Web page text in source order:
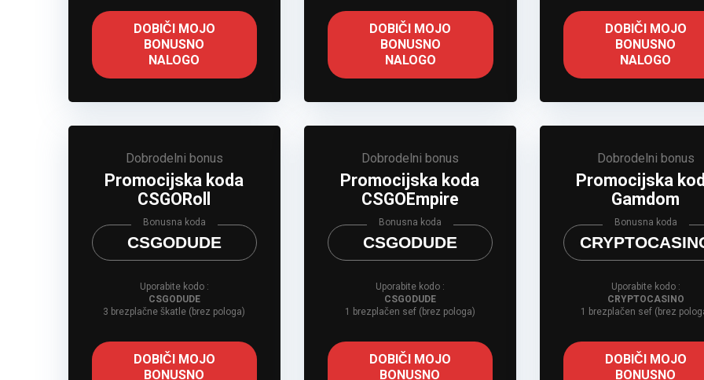
DOBIČI MOJO
BONUSNO
NALOGO
DOBIČI MOJO
BONUSNO
NALOGO
DOBIČI MOJO
BONUSNO
NALOGO
Dobrodelni bonus
Promocijska koda
CSGORoll
CSGODUDE
Bonusna koda
Uporabite kodo :
CSGODUDE
3 brezplačne škatle (brez pologa)
DOBIČI MOJO
BONUSNO
Dobrodelni bonus
Promocijska koda
CSGOEmpire
CSGODUDE
Bonusna koda
Uporabite kodo :
CSGODUDE
1 brezplačen sef (brez pologa)
DOBIČI MOJO
BONUSNO
Dobrodelni bonus
Promocijska
Gamdom
Bonusna koda
Uporabite kodo :
CRYPTOCASINO
1 brezplačen sef (brez
DOBIČI MOJO
BONUSNO